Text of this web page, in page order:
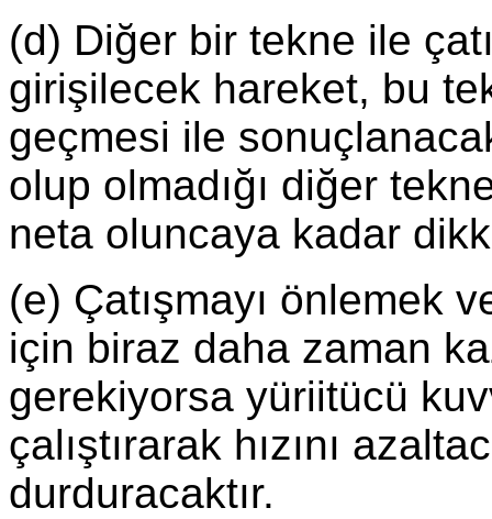
(d) Diğer bir tekne ile
girişilecek hareket, bu
geçmesi ile
olup olmadığı diğer
neta oluncaya kadar
(e) Çatışmayı önlemek
için biraz daha zaman
gerekiyorsa yüriitücü
çalıştırarak hızını
durduracaktır.